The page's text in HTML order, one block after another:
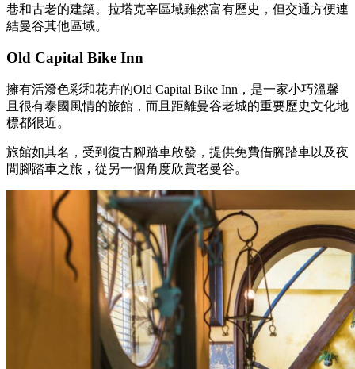
巷和古老的建築。拉塔克辛區域雖然富有歷史，但交通方便連
結曼谷其他區域。
Old Capital Bike Inn
擁有活潑色彩和花卉的Old Capital Bike Inn，是一家小巧溫馨
且很有泰國風情的旅館，而且距離曼谷老城的重要歷史文化地
標都很近。
旅館如其名，受到復古腳踏車啟發，提供免費借腳踏車以及夜
間腳踏車之旅，從另一個角度欣賞老曼谷。